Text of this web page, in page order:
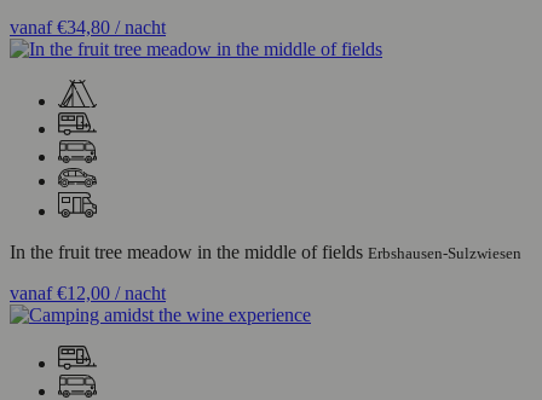
vanaf€34,80 / nacht
In the fruit tree meadow in the middle of fields Erbshausen-Sulzwiesen
vanaf€12,00 / nacht